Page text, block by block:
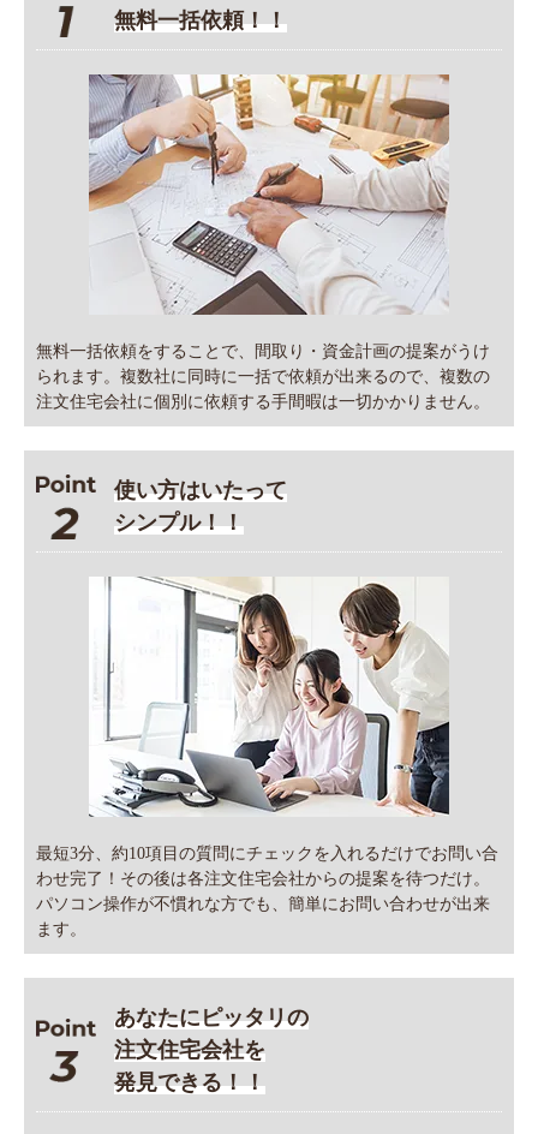
無料一括依頼！！
無料一括依頼をすることで、間取り・資金計画の提案がうけ
られます。複数社に同時に一括で依頼が出来るので、複数の
注文住宅会社に個別に依頼する手間暇は一切かかりません。
使い方はいたって
シンプル！！
最短3分、約10項目の質問にチェックを入れるだけでお問い合
わせ完了！その後は各注文住宅会社からの提案を待つだけ。
パソコン操作が不慣れな方でも、簡単にお問い合わせが出来
ます。
あなたにピッタリの
注文住宅会社を
発見できる！！